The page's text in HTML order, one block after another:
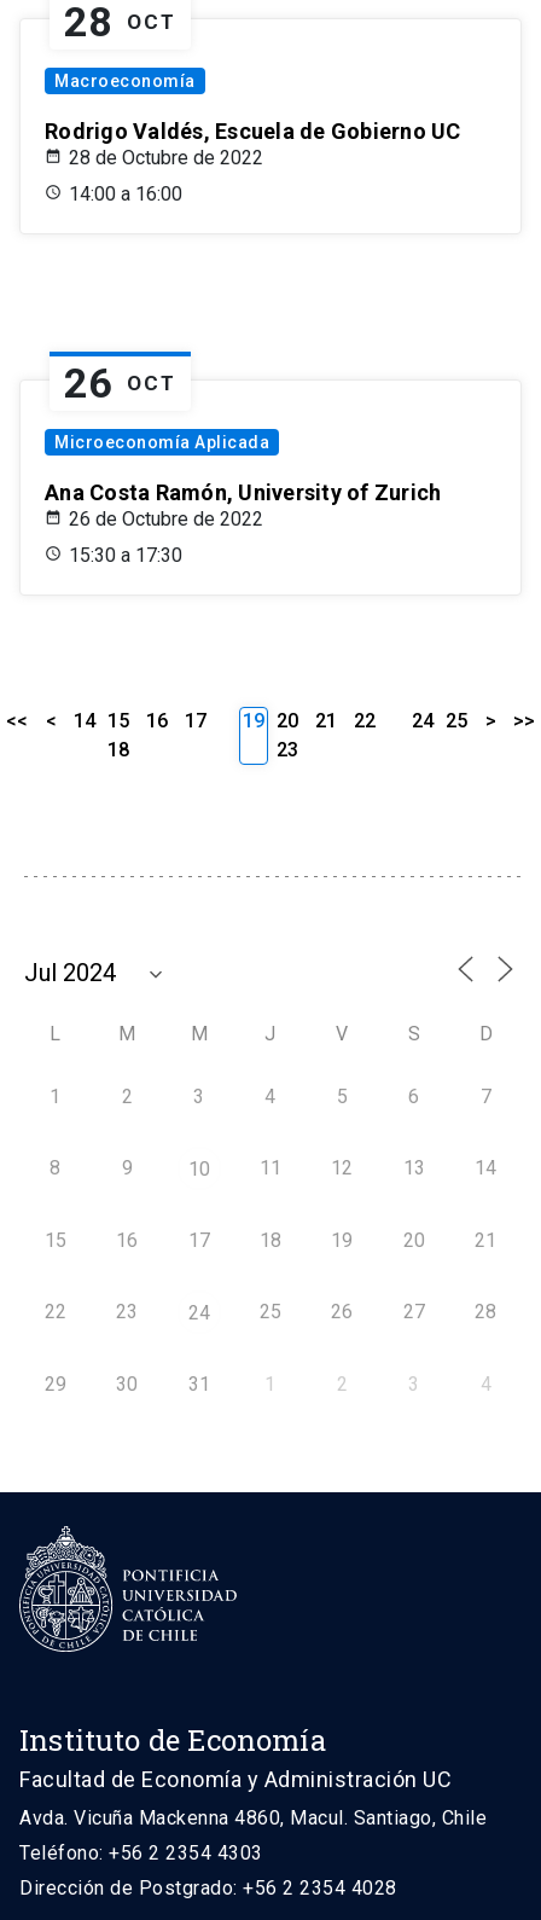
28 OCT
Macroeconomía
Rodrigo Valdés, Escuela de Gobierno UC
28 de Octubre de 2022
14:00 a 16:00
26 OCT
Microeconomía Aplicada
Ana Costa Ramón, University of Zurich
26 de Octubre de 2022
15:30 a 17:30
<< < 14 15 16
17
18
19 20 21
22
23
24 25 > >>
L M M J V S D
1 2 3 4 5 6 7
8 9 10 11 12 13 14
15 16 17 18 19 20 21
22 23 24 25 26 27 28
29 30 31 1 2 3 4
Instituto de Economía
Facultad de Economía y Administración UC
Avda. Vicuña Mackenna 4860, Macul. Santiago, Chile
Teléfono: +56 2 2354 4303
Dirección de Postgrado: +56 2 2354 4028